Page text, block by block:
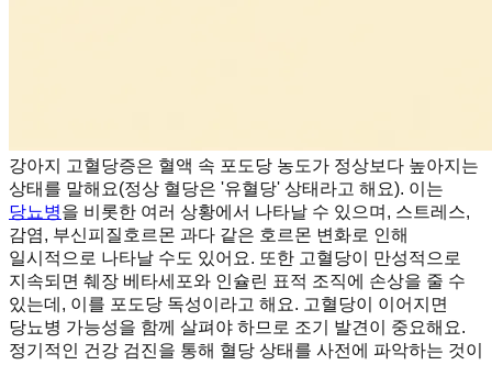
강아지 고혈당증은 혈액 속 포도당 농도가 정상보다 높아지는
상태를 말해요(정상 혈당은 '유혈당' 상태라고 해요). 이는
당뇨병을 비롯한 여러 상황에서 나타날 수 있으며, 스트레스,
감염, 부신피질호르몬 과다 같은 호르몬 변화로 인해
일시적으로 나타날 수도 있어요. 또한 고혈당이 만성적으로
지속되면 췌장 베타세포와 인슐린 표적 조직에 손상을 줄 수
있는데, 이를 포도당 독성이라고 해요. 고혈당이 이어지면
당뇨병 가능성을 함께 살펴야 하므로 조기 발견이 중요해요.
정기적인 건강 검진을 통해 혈당 상태를 사전에 파악하는 것이